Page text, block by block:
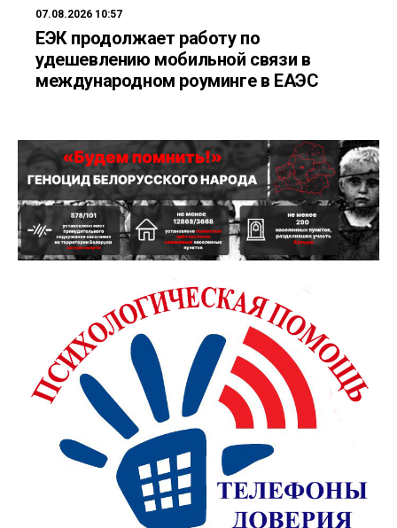
07.08.2026 10:57
ЕЭК продолжает работу по
удешевлению мобильной связи в
международном роуминге в ЕАЭС